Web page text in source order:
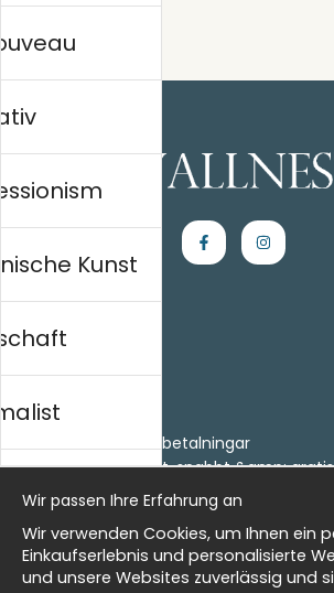
Einkaufen
Villkor
- Returer och återbetalningar
- Leverans - enkelt, snabbt &amp; gratis
Om cookies
Meine Favoriten
Information
Kunst
history
Wir passen Ihre Erfahrung an
Wir verwenden Cookies, um Ihnen ein
Einkaufserlebnis und personalisierte
und unsere Websites zuverlässig und